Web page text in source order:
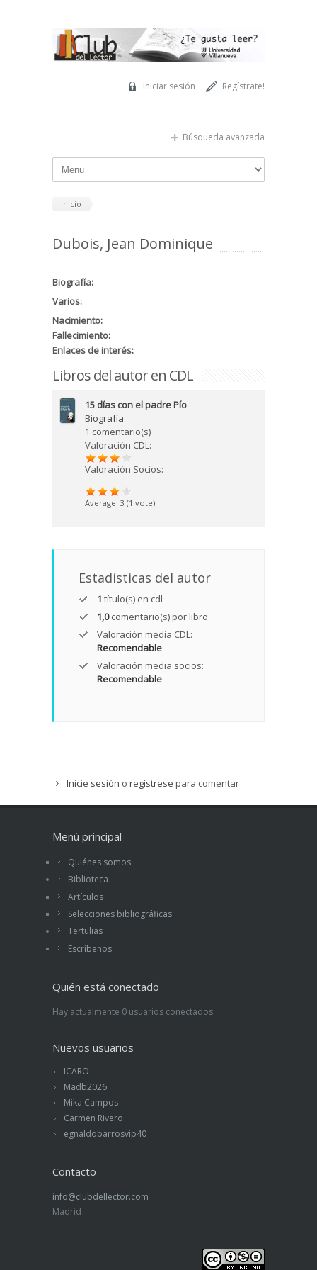
Regístrate!
Iniciar sesión
Búsqueda avanzada
Inicio
Dubois, Jean Dominique
Biografía:
Varios:
Nacimiento:
Fallecimiento:
Enlaces de interés:
Libros del autor en CDL
15 días con el padre Pío
Biografía
1 comentario(s)
Valoración CDL:
Valoración Socios:
Average: 3 (1 vote)
Estadísticas del autor
1 título(s) en cdl
1,0comentario(s) por libro
Valoración media CDL:
Recomendable
Valoración media socios:
Recomendable
Inicie sesión o regístrese para comentar
Menú principal
Quiénes somos
Biblioteca
Artículos
Selecciones bibliográficas
Tertulias
Escríbenos
Quién está conectado
Hay actualmente 0 usuarios conectados.
Nuevos usuarios
ICARO
Madb2026
Mika Campos
Carmen Rivero
egnaldobarrosvip40
Contacto
info@clubdellector.com
Madrid